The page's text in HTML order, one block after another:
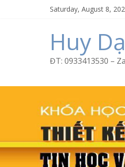
Saturday, August 8,
Huy
ĐT: 0933413530 –